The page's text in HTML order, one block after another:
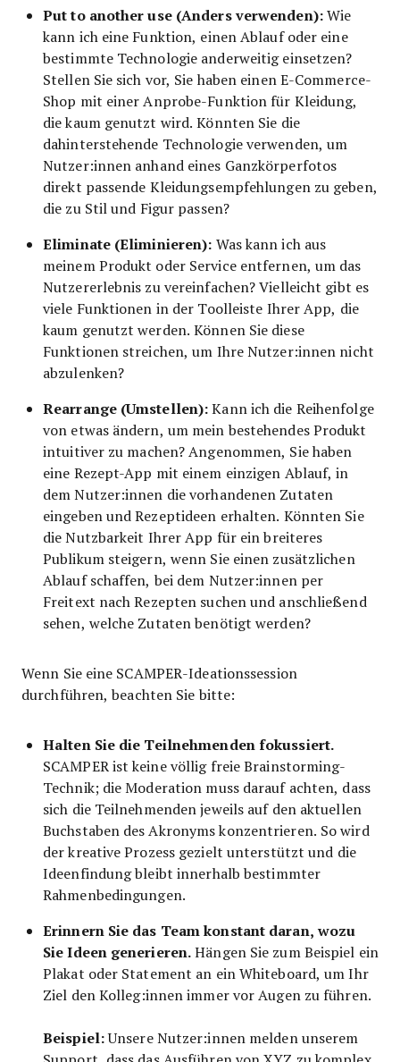
Put to another use (Anders verwenden):Wie
kann ich eine Funktion, einen Ablauf oder eine
bestimmte Technologie anderweitig einsetzen?
Stellen Sie sich vor, Sie haben einen E-Commerce-
Shop mit einer Anprobe-Funktion für Kleidung,
die kaum genutzt wird. Könnten Sie die
dahinterstehende Technologie verwenden, um
Nutzer:innen anhand eines Ganzkörperfotos
direkt passende Kleidungsempfehlungen zu geben,
die zu Stil und Figur passen?
Eliminate (Eliminieren): Was kann ich aus
meinem Produkt oder Service entfernen, um das
Nutzererlebnis zu vereinfachen? Vielleicht gibt es
viele Funktionen in der Toolleiste Ihrer App, die
kaum genutzt werden. Können Sie diese
Funktionen streichen, um Ihre Nutzer:innen nicht
abzulenken?
Rearrange (Umstellen):Kann ich die Reihenfolge
von etwas ändern, um mein bestehendes Produkt
intuitiver zu machen? Angenommen, Sie haben
eine Rezept-App mit einem einzigen Ablauf, in
dem Nutzer:innen die vorhandenen Zutaten
eingeben und Rezeptideen erhalten. Könnten Sie
die Nutzbarkeit Ihrer App für ein breiteres
Publikum steigern, wenn Sie einen zusätzlichen
Ablauf schaffen, bei dem Nutzer:innen per
Freitext nach Rezepten suchen und anschließend
sehen, welche Zutaten benötigt werden?
Wenn Sie eine SCAMPER-Ideationssession
durchführen, beachten Sie bitte:
Halten Sie die Teilnehmenden fokussiert.
SCAMPER ist keine völlig freie Brainstorming-
Technik; die Moderation muss darauf achten, dass
sich die Teilnehmenden jeweils auf den aktuellen
Buchstaben des Akronyms konzentrieren. So wird
der kreative Prozess gezielt unterstützt und die
Ideenfindung bleibt innerhalb bestimmter
Rahmenbedingungen.
Erinnern Sie das Team konstant daran, wozu
Sie Ideen generieren.Hängen Sie zum Beispiel ein
Plakat oder Statement an ein Whiteboard, um Ihr
Ziel den Kolleg:innen immer vor Augen zu führen.
Beispiel:Unsere Nutzer:innen melden unserem